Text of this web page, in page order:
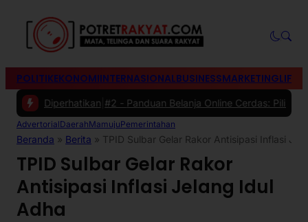
POLITIKEKONOMIINTERNASIONALBUSINESSMARKETING
Diperhatikan|#2 -Panduan Belanja Online Cerdas: Pilih Produk
AdvertorialDaerahMamujuPemerintahan
Beranda » Berita » TPID Sulbar Gelar Rakor Antisipasi Inflasi
TPID Sulbar Gelar Rakor
Antisipasi Inflasi Jelang Idul
Adha